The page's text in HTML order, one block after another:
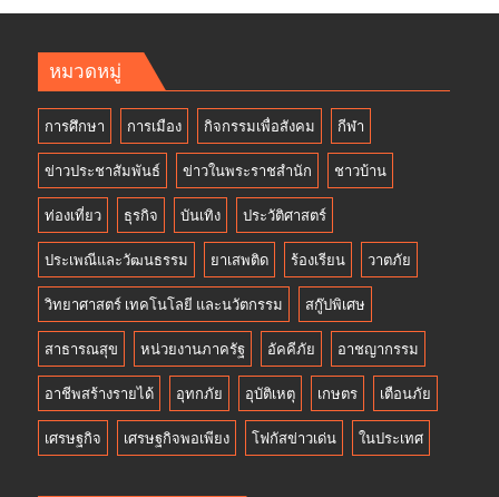
หมวดหมู่
การศึกษา การเมือง กิจกรรมเพื่อสังคม กีฬา
ข่าวประชาสัมพันธ์ ข่าวในพระราชสำนัก ชาวบ้าน
ท่องเที่ยว ธุรกิจ บันเทิง ประวัติศาสตร์
ประเพณีและวัฒนธรรม ยาเสพติด ร้องเรียน วาตภัย
วิทยาศาสตร์ เทคโนโลยี และนวัตกรรม สกู๊ปพิเศษ
สาธารณสุข หน่วยงานภาครัฐ อัคคีภัย อาชญากรรม
อาชีพสร้างรายได้ อุทกภัย อุบัติเหตุ เกษตร เตือนภัย
เศรษฐกิจ เศรษฐกิจพอเพียง โฟกัสข่าวเด่น ในประเทศ